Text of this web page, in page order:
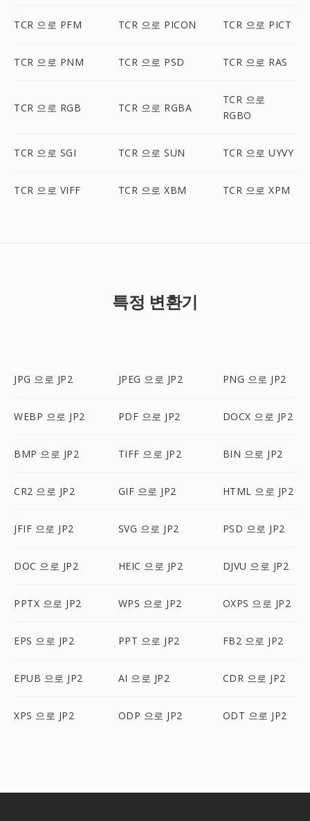
TCR 으로 PFM TCR 으로 PICON TCR 으로 PICT
TCR 으로 PNM TCR 으로 PSD TCR 으로 RAS
TCR 으로 RGB TCR 으로 RGBA
TCR 으로
RGBO
TCR 으로 SGI TCR 으로 SUN TCR 으로 UYVY
TCR 으로 VIFF TCR 으로 XBM TCR 으로 XPM
특정 변환기
JPG 으로 JP2 JPEG 으로 JP2 PNG 으로 JP2
WEBP 으로 JP2 PDF 으로 JP2 DOCX 으로 JP2
BMP 으로 JP2 TIFF 으로 JP2 BIN 으로 JP2
CR2 으로 JP2 GIF 으로 JP2 HTML 으로 JP2
JFIF 으로 JP2 SVG 으로 JP2 PSD 으로 JP2
DOC 으로 JP2 HEIC 으로 JP2 DJVU 으로 JP2
PPTX 으로 JP2 WPS 으로 JP2 OXPS 으로 JP2
EPS 으로 JP2 PPT 으로 JP2 FB2 으로 JP2
EPUB 으로 JP2 AI 으로 JP2 CDR 으로 JP2
XPS 으로 JP2 ODP 으로 JP2 ODT 으로 JP2